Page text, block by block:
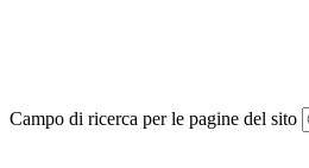
Campo di ricerca per le pagine del sito